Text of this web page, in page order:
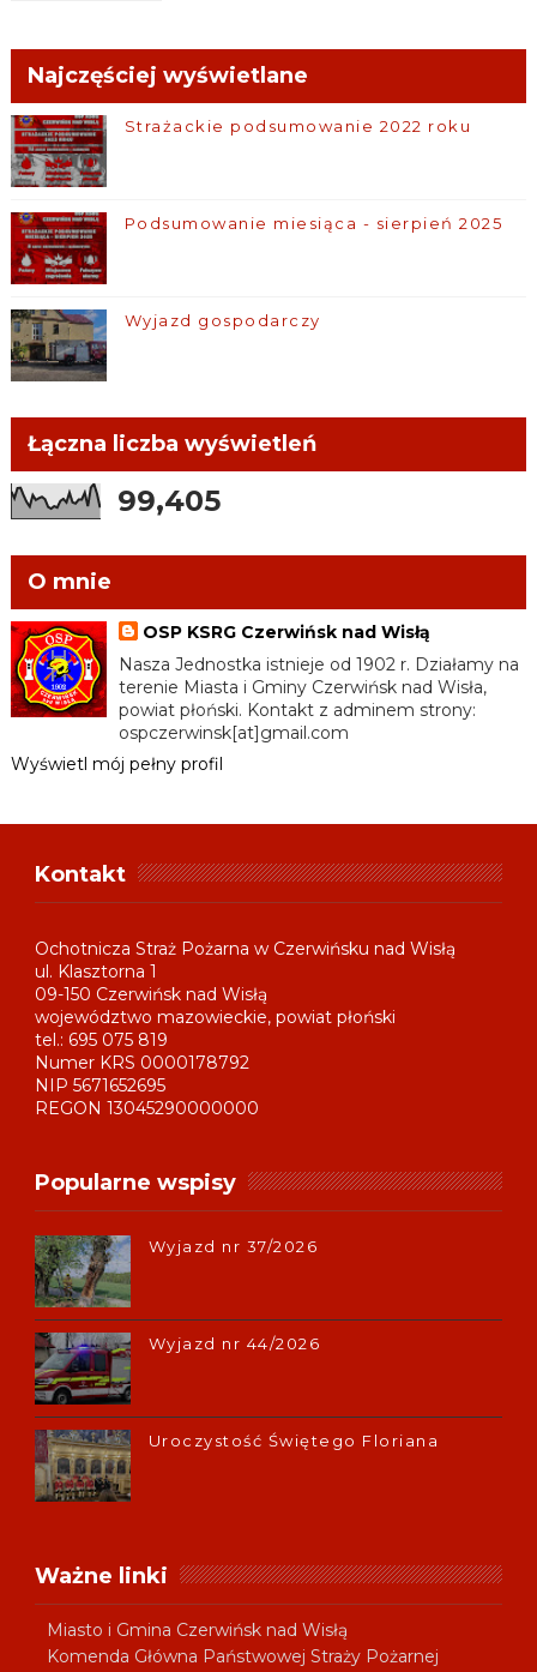
Najczęściej wyświetlane
Strażackie podsumowanie 2022 roku
Podsumowanie miesiąca - sierpień 2025
Wyjazd gospodarczy
Łączna liczba wyświetleń
99,405
O mnie
OSP KSRG Czerwińsk nad Wisłą
Nasza Jednostka istnieje od 1902 r. Działamy na
terenie Miasta i Gminy Czerwińsk nad Wisła,
powiat płoński. Kontakt z adminem strony:
ospczerwinsk[at]gmail.com
Wyświetl mój pełny profil
Kontakt
Ochotnicza Straż Pożarna w Czerwińsku nad Wisłą
ul. Klasztorna 1
09-150 Czerwińsk nad Wisłą
województwo mazowieckie, powiat płoński
tel.: 695 075 819
Numer KRS 0000178792
NIP 5671652695
REGON 13045290000000
Popularne wspisy
Wyjazd nr 37/2026
Wyjazd nr 44/2026
Uroczystość Świętego Floriana
Ważne linki
Miasto i Gmina Czerwińsk nad Wisłą
Komenda Główna Państwowej Straży Pożarnej